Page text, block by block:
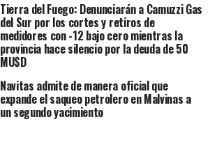
Tierra del Fuego: Denunciarán a Camuzzi Gas
del Sur por los cortes y retiros de
medidores con -12 bajo cero mientras la
provincia hace silencio por la deuda de 50
MU$D
Navitas admite de manera oficial que
expande el saqueo petrolero en Malvinas a
un segundo yacimiento